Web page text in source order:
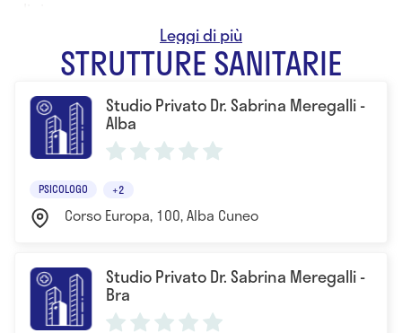
- Terapeuta EMDR I e II livello
- Operatrice Training Autogeno e tecniche di
rilassamento.
STRUTTURE SANITARIE
Studio Privato Dr. Sabrina Meregalli -
Alba
PSICOLOGO +2
Corso Europa, 100, Alba Cuneo
Studio Privato Dr. Sabrina Meregalli -
Bra